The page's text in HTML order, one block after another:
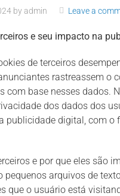
byadmin Leave a
e seu impacto na
de terceiros
rastreassem o
com base nesses dados.
dos dados dos
publicidade digital, com
e por que eles são
pequenos arquivos de
que o usuário está